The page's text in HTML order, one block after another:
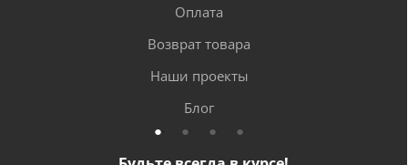
Оплата
Возврат товара
Наши проекты
Блог